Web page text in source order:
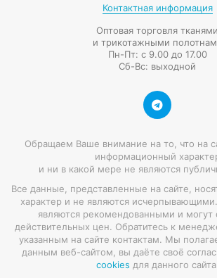
Контактная информация
Оптовая торговля тканями
и трикотажными
Пн-Пт: с 9.00 до 17.00
Сб-Вс: выходной
Обращаем Ваше внимание на то, что на
информационный
и ни в какой мере не являются
Все данные, представленные на сайте,
характер и не являются
являются рекомендованными и могут
действительных цен. Обратитесь к
указанным на сайте контактам. Мы
данным веб-сайтом, вы даёте своё
cookies для данного сайта.